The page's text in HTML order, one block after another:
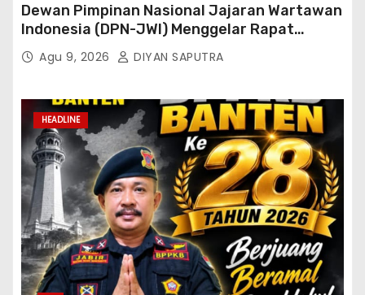
Dewan Pimpinan Nasional Jajaran Wartawan
Indonesia (DPN-JWI) Menggelar Rapat
Konsolidasi Dan Restrukturisasi Di Jakarta
Agu 9, 2026 DIYAN SAPUTRA
HEADLINE